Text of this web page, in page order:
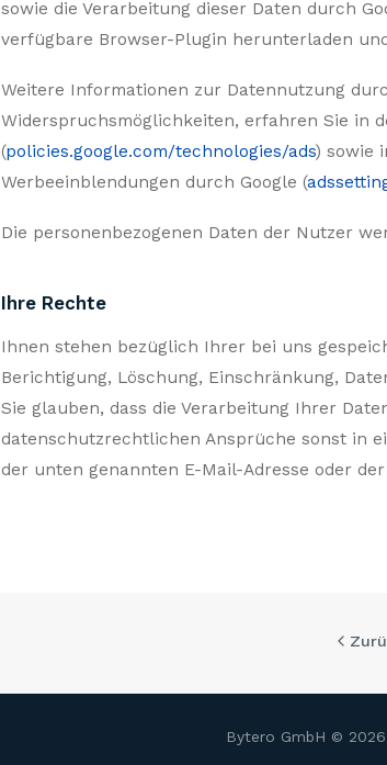
sowie die Verarbeitung dieser Daten durch
verfügbare Browser-Plugin herunterladen
Weitere Informationen zur Datennutzung
Widerspruchsmöglichkeiten, erfahren Sie in
(policies.google.com/technologies/ads) sowie
Werbeeinblendungen durch Google (
Die personenbezogenen Daten der Nutzer
Ihre Rechte
Ihnen stehen bezüglich Ihrer bei uns
Berichtigung, Löschung, Einschränkung,
Sie glauben, dass die Verarbeitung Ihrer
datenschutzrechtlichen Ansprüche sonst in
der unten genannten E-Mail-Adresse oder
Bytero GmbH © 2026